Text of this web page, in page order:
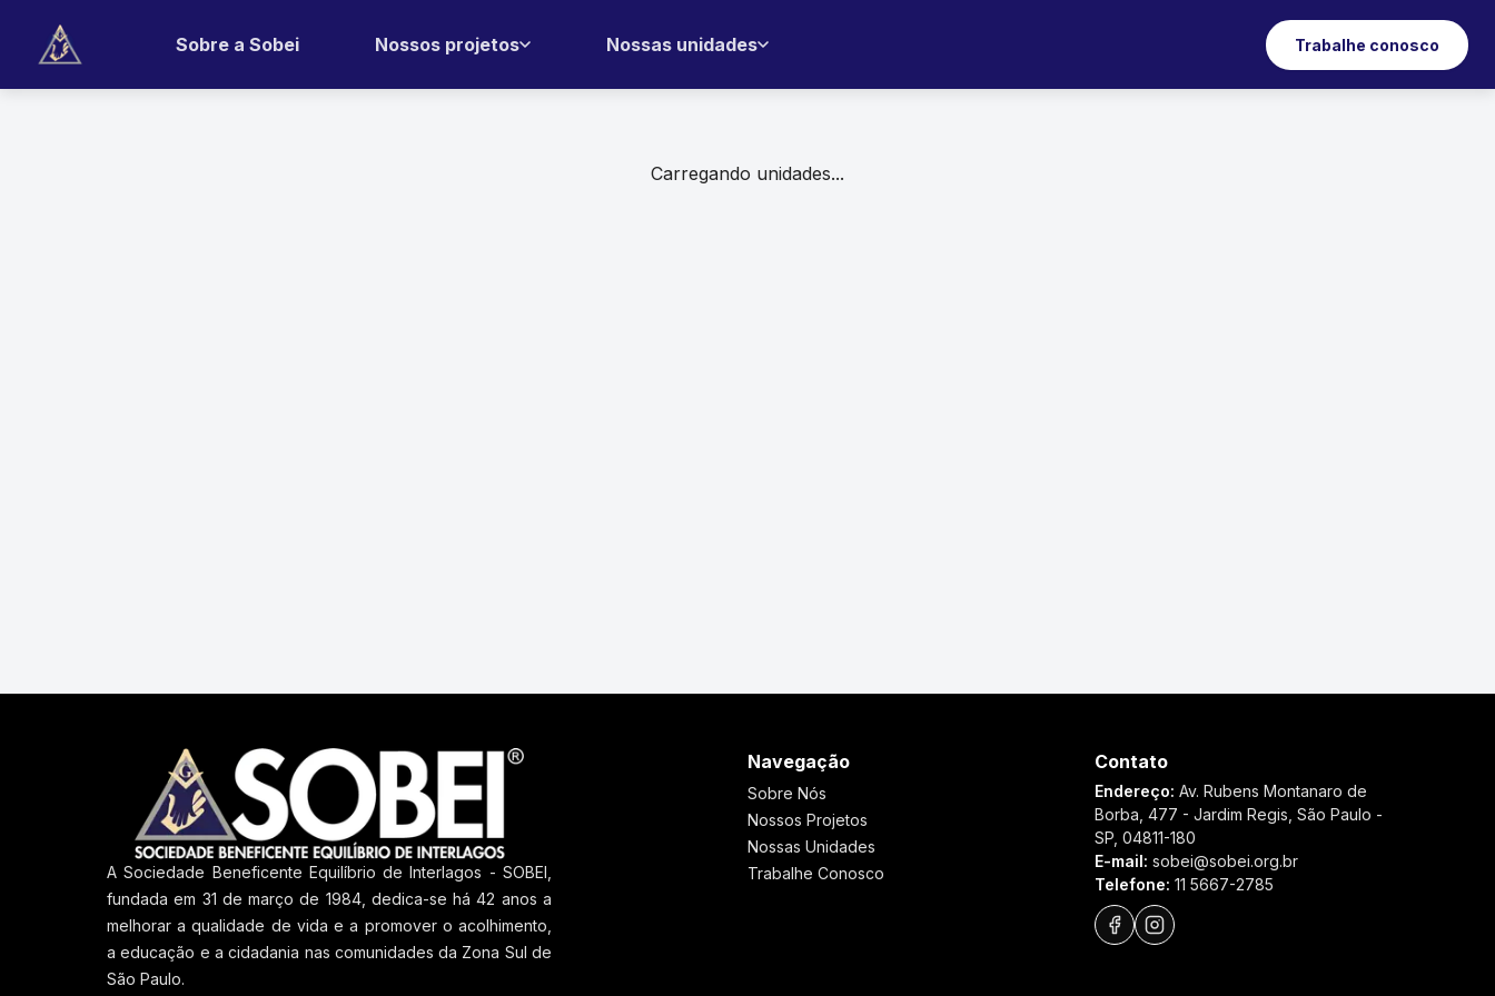
Sobre a Sobei Nossos projetos Nossas unidades Trabalhe conosco
Carregando unidades...
A Sociedade Beneficente Equilíbrio de Interlagos - SOBEI,
fundada em 31 de março de 1984, dedica-se há 42 anos a
melhorar a qualidade de vida e a promover o acolhimento,
a educação e a cidadania nas comunidades da Zona Sul de
São Paulo.
Navegação
Sobre Nós
Nossos Projetos
Nossas Unidades
Trabalhe Conosco
Contato
Endereço: Av. Rubens Montanaro de
Borba, 477 - Jardim Regis, São Paulo -
SP, 04811-180
E-mail: sobei@sobei.org.br
Telefone: 11 5667-2785